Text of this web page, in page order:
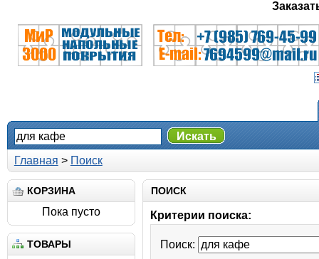
Искать
Главная > Поиск
КОРЗИНА
Пока пусто
ТОВАРЫ
ПОИСК
Критерии поиска:
Поиск: